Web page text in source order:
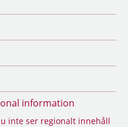
information
inte ser regionalt innehåll